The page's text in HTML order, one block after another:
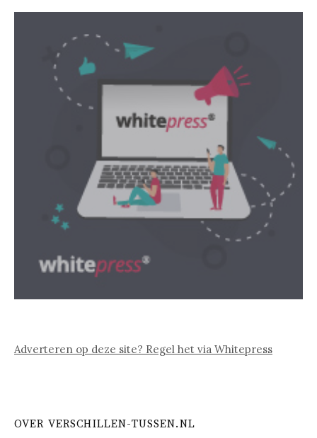
Adverteren op deze site? Regel het via Whitepress
OVER VERSCHILLEN-TUSSEN.NL